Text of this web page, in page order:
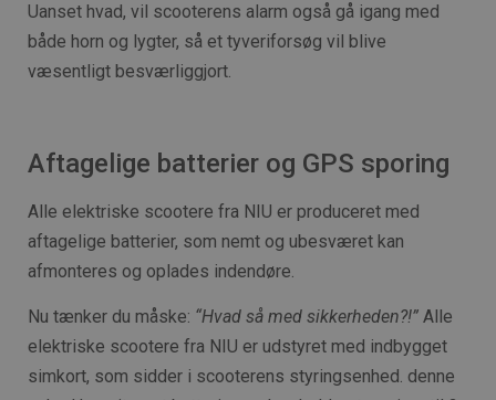
Uanset hvad, vil scooterens alarm også gå igang med
både horn og lygter, så et tyveriforsøg vil blive
væsentligt besværliggjort.
Aftagelige batterier og GPS sporing
Alle elektriske scootere fra NIU er produceret med
aftagelige batterier, som nemt og ubesværet kan
afmonteres og oplades indendøre.
Nu tænker du måske: “Hvad så med sikkerheden?!” Alle
elektriske scootere fra NIU er udstyret med indbygget
simkort, som sidder i scooterens styringsenhed. denne